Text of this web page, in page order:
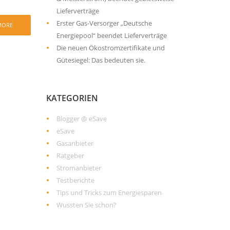
Lieferverträge
Erster Gas-Versorger „Deutsche
Energiepool“ beendet Lieferverträge
Die neuen Ökostromzertifikate und
Gütesiegel: Das bedeuten sie.
KATEGORIEN
Blogger @ eSave
eSave
Gasanbieter
Ratgeber
Stromanbieter
Testberichte
Tips und Tricks zum Energiesparen
Wussten Sie schon?